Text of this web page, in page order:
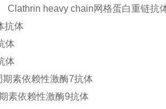
heavy chain网格蛋白重链抗
抗体
体
体
素依赖性激酶7抗体
素依赖性激酶9抗体